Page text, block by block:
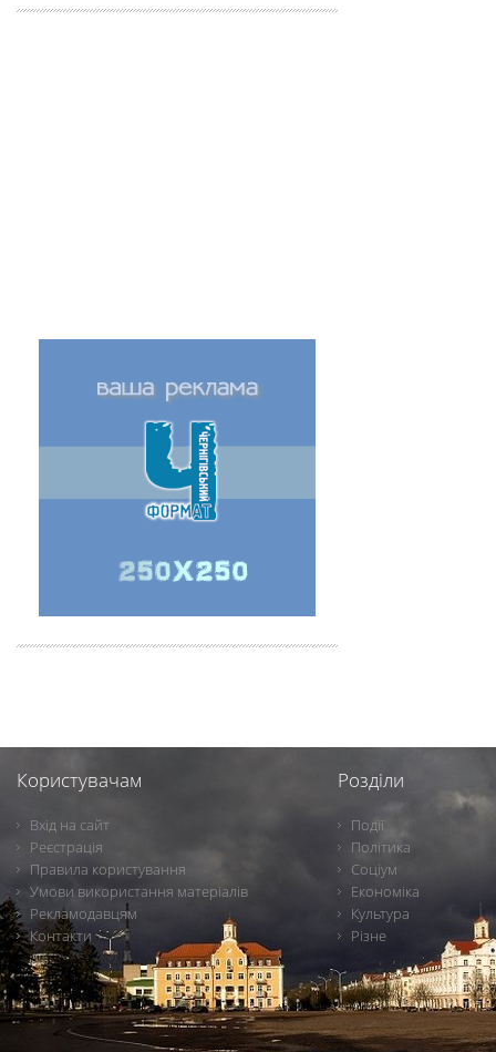
Користувачам
Вхід на сайт
Реєстрація
Правила користування
Умови використання матеріалів
Рекламодавцям
Контакти
Розділи
Події
Політика
Соціум
Економіка
Культура
Різне